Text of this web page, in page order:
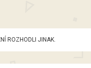
ROZHODLI JINAK.